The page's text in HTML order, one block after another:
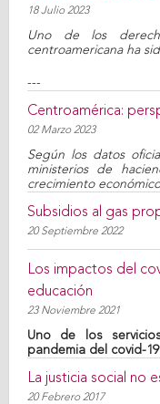
18 Julio 2023
Uno de los
centroamericana ha
---
Centroamérica:
02 Marzo 2023
Según los datos
ministerios de
crecimiento
Subsidios al gas
20 Septiembre 2022
Los impactos del
educación
23 Noviembre 2021
Uno de los
pandemia del covid-
La justicia social no
20 Febrero 2017